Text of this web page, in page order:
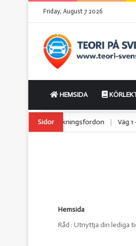
Friday, August 7 2026
HEMSIDA
Sidor
lätta lastbilar | Utryckningsfordon |
Hemsida
Råd : Utnyttja din lediga